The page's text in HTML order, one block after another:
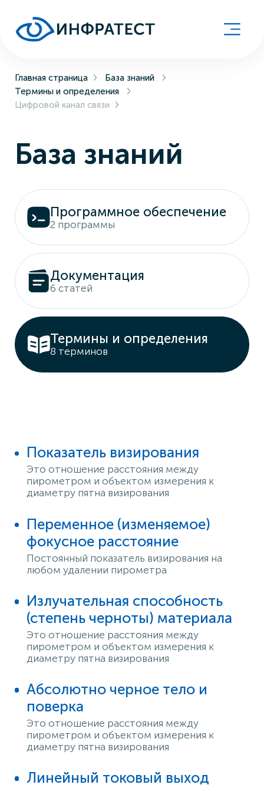
Главная страница
База знаний
Термины и определения
Цифровой канал связи
База знаний
Программное обеспечение
2 программы
Документация
6 статей
Термины и определения
8 терминов
Показатель визирования
Это отношение расстояния между
пирометром и объектом измерения к
диаметру пятна визирования
Переменное (изменяемое)
фокусное расстояние
Постоянный показатель визирования на
любом удалении пирометра
Излучательная способность
(степень черноты) материала
Это отношение расстояния между
пирометром и объектом измерения к
диаметру пятна визирования
Абсолютно черное тело и
поверка
Это отношение расстояния между
пирометром и объектом измерения к
диаметру пятна визирования
Линейный токовый выход